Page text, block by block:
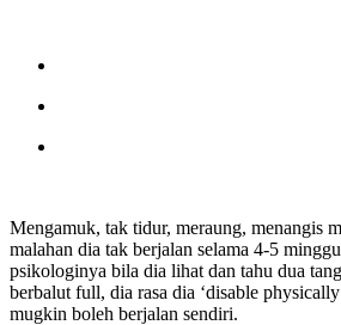
Mengamuk, tak tidur, meraung, menangis
malahan dia tak berjalan selama 4-5
psikologinya bila dia lihat dan tahu dua
berbalut full, dia rasa dia ‘disable
mugkin boleh berjalan sendiri.